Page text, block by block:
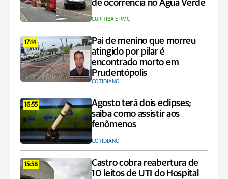
de ocorrência no Água Verde
CURITIBA E RMC
17:14
Pai de menino que morreu
atingido por pilar é
encontrado morto em
Prudentópolis
COTIDIANO
16:55
Agosto terá dois eclipses;
saiba como assistir aos
fenômenos
COTIDIANO
15:58
Castro cobra reabertura de
10 leitos de UTI do Hospital